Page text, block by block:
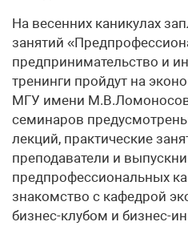
На весенних каникулах
занятий
предпринимательство и
тренинги пройдут на
МГУ имени
семинаров
лекций, практические
преподаватели и
предпрофессиональных
знакомство с кафедрой
бизнес-клубом и бизнес-